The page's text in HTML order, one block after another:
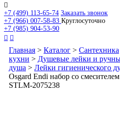

+7 (499) 113-65-74 Заказать звонок
+7 (966) 007-58-83 Круглосуточно
+7 (985) 904-53-90
 
Главная > Каталог > Сантехника
кухни > Душевые лейки и
душа > Лейки гигиенического
Osgard Endi набор со
STLM-2075238